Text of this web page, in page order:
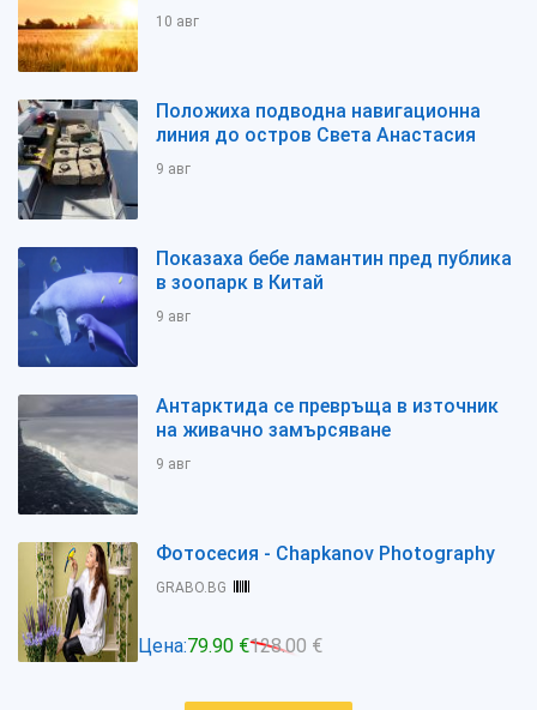
10 авг
Положиха подводна навигационна
линия до остров Света Анастасия
9 авг
Показаха бебе ламантин пред публика
в зоопарк в Китай
9 авг
Антарктида се превръща в източник
на живачно замърсяване
9 авг
Фотосесия - Chapkanov Photography
GRABO.BG
Цена:79.90 €128.00 €